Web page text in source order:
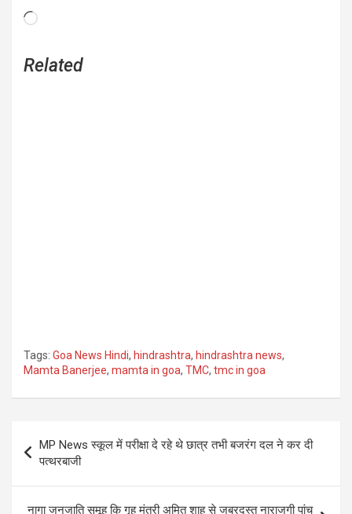
Loading…
Related
Tags: Goa News Hindi, hindrashtra, hindrashtra news,
Mamta Banerjee, mamta in goa, TMC, tmc in goa
navigation
MP News स्कूल में परीक्षा दे रहे थे छात्र तभी बजरंग दल ने कर दी
पत्थरबाजी
नागा जनजाति समूह कि गृह मंत्री अमित शाह से जबरदस्त नाराजगी पांच